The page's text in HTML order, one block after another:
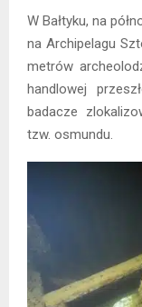
W Bałtyku, na
na Archipelagu
metrów
handlowej
badacze
tzw. osmundu.